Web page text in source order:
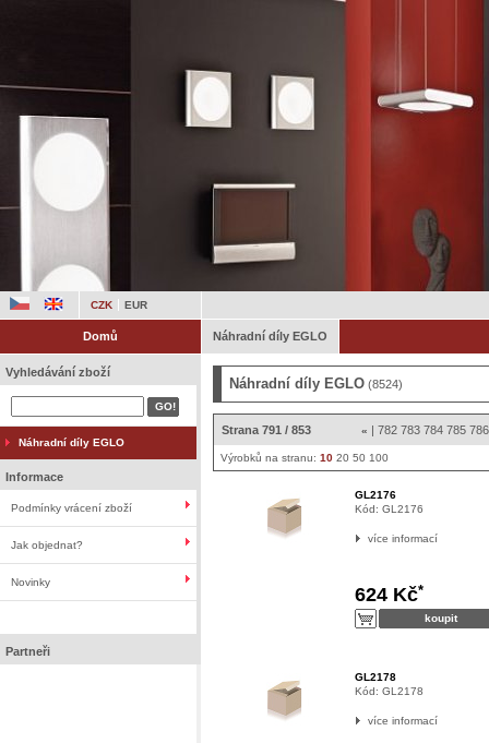
CZK EUR
Domů Náhradní díly EGLO
Vyhledávání zboží
Náhradní díly EGLO
Informace
Podmínky vrácení zboží
Jak objednat?
Novinky
Partneři
Náhradní díly EGLO (8524)
Strana 791 / 853 « |782 783 784 785 786
Výrobků na stranu: 10 20 50 100
GL2176
Kód: GL2176
více informací
624 Kč*
GL2178
Kód: GL2178
více informací